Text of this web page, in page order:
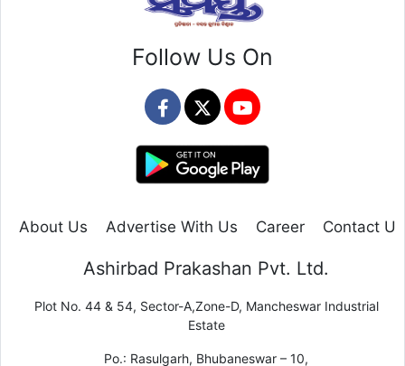
Follow Us On
About Us Advertise With Us Career Contact Us
Ashirbad Prakashan Pvt. Ltd.
Plot No. 44 & 54, Sector-A,Zone-D, Mancheswar Industrial
Estate
Po.: Rasulgarh, Bhubaneswar – 10,